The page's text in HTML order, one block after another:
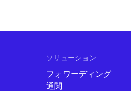
ソリューション
フォワーディング
通関